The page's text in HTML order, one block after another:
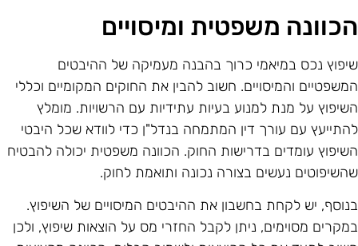
משפטית ומיסויים
נכס במיאמי כרוך בהבנה מעמיקה של ההיבטים
והמיסויים. חשוב להבין את החוקים המקומיים וכללי
על מנת למנוע בעיות עתידיות עם הרשויות. מומלץ
עם עורך דין המתמחה בנדל"ן כדי לוודא שכל היבטי
עומדים בדרישות החוק. הכוונה משפטית יכולה להבטיח
נעשים בצורה נכונה ותואמת לחוק.
יש לקחת בחשבון את ההיבטים המיסויים של השיפוץ.
מסוימים, ניתן לקבל החזרי מס על הוצאות שיפוץ, ולכן